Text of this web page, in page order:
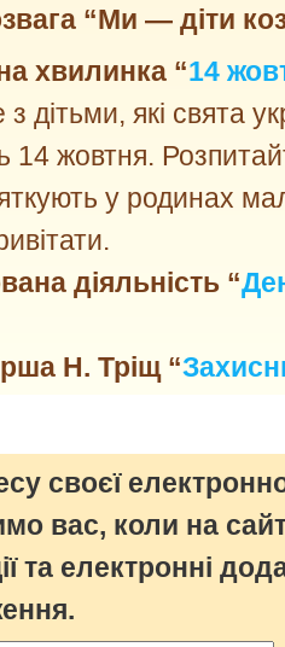
“Ми — діти
хвилинка “14
дітьми, які свята
14 жовтня.
у родинах
діяльність “
Н. Тріщ “
своєї
вас, коли на
та електронні